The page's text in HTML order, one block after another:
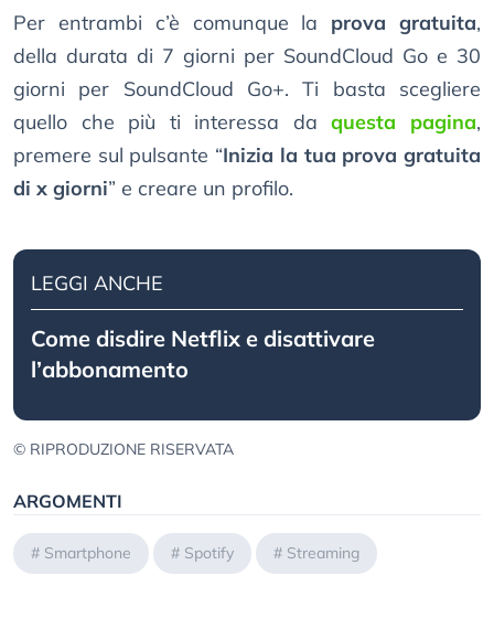
Per entrambi c’è comunque la prova gratuita,
della durata di 7 giorni per SoundCloud Go e 30
giorni per SoundCloud Go+. Ti basta scegliere
quello che più ti interessa daquesta pagina,
premere sul pulsante “Inizia la tua prova gratuita
di x giorni” e creare un profilo.
LEGGI ANCHE
Come disdire Netflix e disattivare
l’abbonamento
© RIPRODUZIONE RISERVATA
ARGOMENTI
# Smartphone # Spotify # Streaming